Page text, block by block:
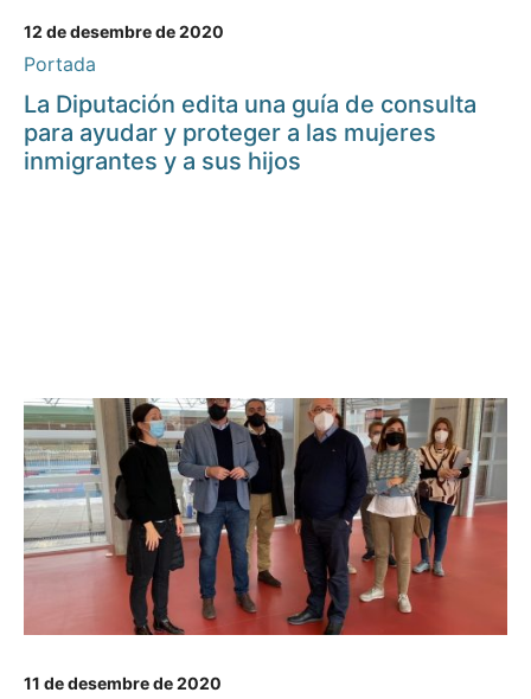
12 de desembre de 2020
Portada
La Diputación edita una guía de consulta
para ayudar y proteger a las mujeres
inmigrantes y a sus hijos
11 de desembre de 2020